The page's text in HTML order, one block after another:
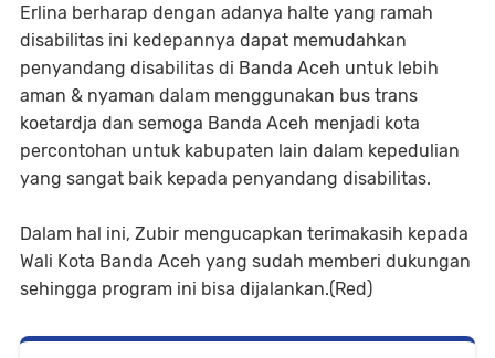
Erlina berharap dengan adanya halte yang ramah
disabilitas ini kedepannya dapat memudahkan
penyandang disabilitas di Banda Aceh untuk lebih
aman & nyaman dalam menggunakan bus trans
koetardja dan semoga Banda Aceh menjadi kota
percontohan untuk kabupaten lain dalam kepedulian
yang sangat baik kepada penyandang disabilitas.
Dalam hal ini, Zubir mengucapkan terimakasih kepada
Wali Kota Banda Aceh yang sudah memberi dukungan
sehingga program ini bisa dijalankan.(Red)